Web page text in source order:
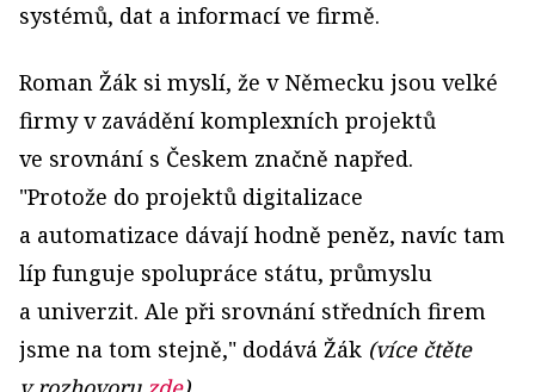
systémů, dat a informací ve firmě.
Roman Žák si myslí, že v Německu jsou velké
firmy v zavádění komplexních projektů
ve srovnání s Českem značně napřed.
"Protože do projektů digitalizace
a automatizace dávají hodně peněz, navíc tam
líp funguje spolupráce státu, průmyslu
a univerzit. Ale při srovnání středních firem
jsme na tom stejně," dodává Žák (více čtěte